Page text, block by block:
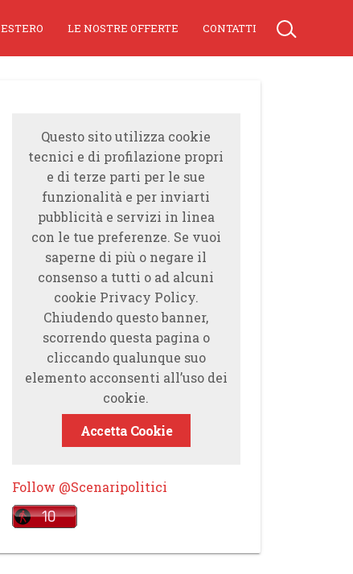
ESTERO LE NOSTRE OFFERTE CONTATTI
Questo sito utilizza cookie
tecnici e di profilazione propri
e di terze parti per le sue
funzionalità e per inviarti
pubblicità e servizi in linea
con le tue preferenze. Se vuoi
saperne di più o negare il
consenso a tutti o ad alcuni
cookie Privacy Policy.
Chiudendo questo banner,
scorrendo questa pagina o
cliccando qualunque suo
elemento acconsenti all’uso dei
cookie.
Accetta Cookie
Follow @Scenaripolitici